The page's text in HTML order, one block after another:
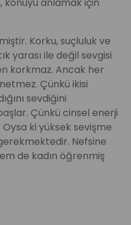
Korku, suçluluk ve
yarası ile değil sevgisi
korkmaz. Ancak her
Çünkü ikisi
sevdiğini
Çünkü cinsel enerji
ki yüksek sevişme
Nefsine
de kadın öğrenmiş